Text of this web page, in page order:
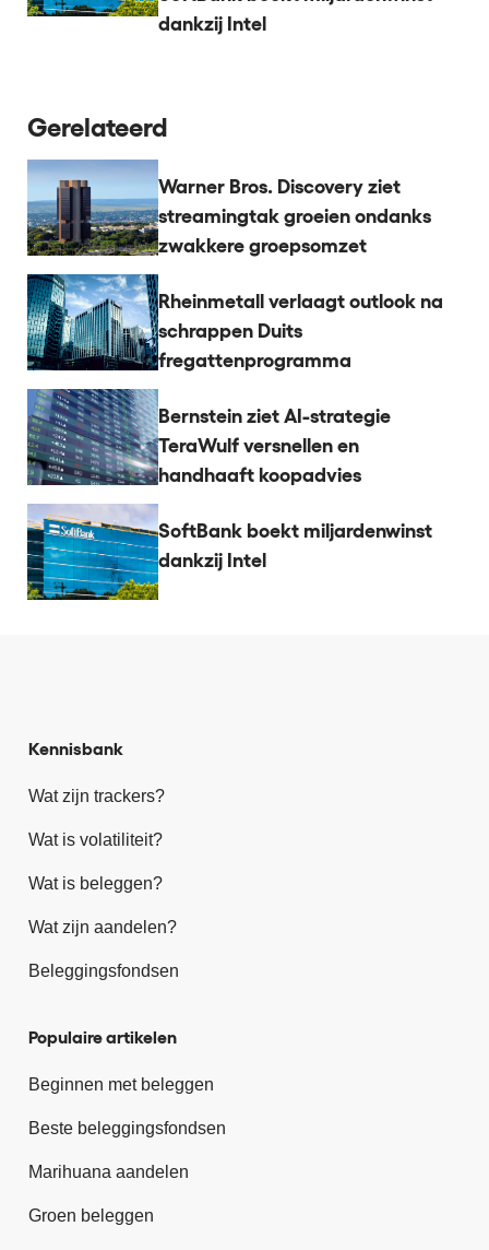
dankzij Intel
Gerelateerd
Warner Bros. Discovery ziet
streamingtak groeien ondanks
zwakkere groepsomzet
Rheinmetall verlaagt outlook na
schrappen Duits
fregattenprogramma
Bernstein ziet AI-strategie
TeraWulf versnellen en
handhaaft koopadvies
SoftBank boekt miljardenwinst
dankzij Intel
Kennisbank
Wat zijn trackers?
Wat is volatiliteit?
Wat is beleggen?
Wat zijn aandelen?
Beleggingsfondsen
Populaire artikelen
Beginnen met beleggen
Beste beleggingsfondsen
Marihuana aandelen
Groen beleggen